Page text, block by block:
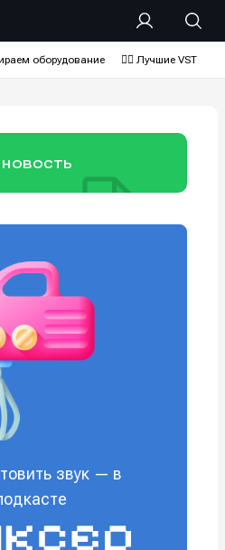
оборудование ❤️‍🔥 Лучшие VST
звук — в